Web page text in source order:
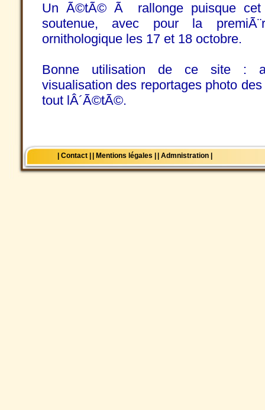
Un Ã©tÃ© Ã rallonge puisque cet
soutenue, avec pour la
ornithologique les 17 et 18 octobre.
Bonne utilisation de ce site :
visualisation des reportages photo
tout lÂ´Ã©tÃ©.
| Contact | | Mentions légales | | Admnistration |